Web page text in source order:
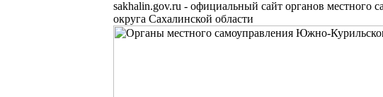
sakhalin.gov.ru - официальный сайт органов местного
округа Сахалинской области